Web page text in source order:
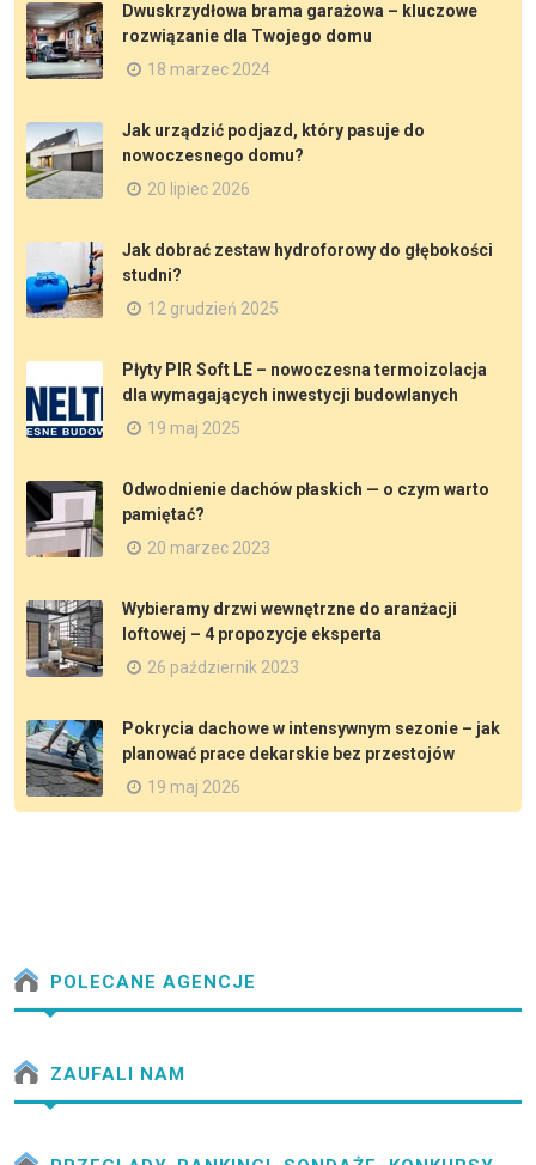
Dwuskrzydłowa brama garażowa – kluczowe
rozwiązanie dla Twojego domu
18 marzec 2024
Jak urządzić podjazd, który pasuje do
nowoczesnego domu?
20 lipiec 2026
Jak dobrać zestaw hydroforowy do głębokości
studni?
12 grudzień 2025
Płyty PIR Soft LE – nowoczesna termoizolacja
dla wymagających inwestycji budowlanych
19 maj 2025
Odwodnienie dachów płaskich — o czym warto
pamiętać?
20 marzec 2023
Wybieramy drzwi wewnętrzne do aranżacji
loftowej – 4 propozycje eksperta
26 październik 2023
Pokrycia dachowe w intensywnym sezonie – jak
planować prace dekarskie bez przestojów
19 maj 2026
POLECANE AGENCJE
ZAUFALI NAM